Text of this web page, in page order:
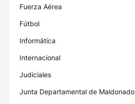
Fuerza Aérea
Fútbol
Informática
Internacional
Judiciales
Junta Departamental de Maldonado